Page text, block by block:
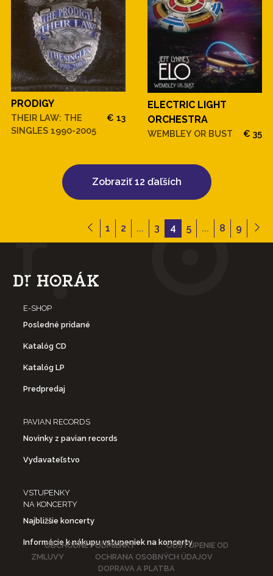
PRODIGY
THEIR LAW: THE
SINGLES 1990-2005
€ 13
ELECTRIC LIGHT
ORCHESTRA
WEMBLEY OR BUST € 35
Zobraziť 12 ďaľších
1 2 ... 3 4 5 ... 8 9
E-SHOP
Posledné pridané
Katalóg CD
Katalóg LP
Predpredaj
PAVIAN RECORDS
Novinky z pavian records
Vydavateľstvo
VSTUPENKY
NA KONCERTY
Najbližšie koncerty
Informácie k nákupu vstupeniek na koncerty
OBCHODNÉ PODMIENKY
ODSTÚPENIE OD
ZMLUVY
OCHRANA OSOBNÝCH ÚDAJOV
DOPRAVA A PLATBA